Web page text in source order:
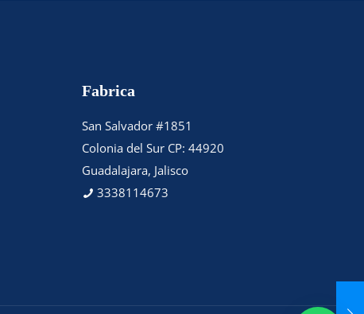
Fabrica
San Salvador #1851
Colonia del Sur CP: 44920
Guadalajara, Jalisco
3338114673